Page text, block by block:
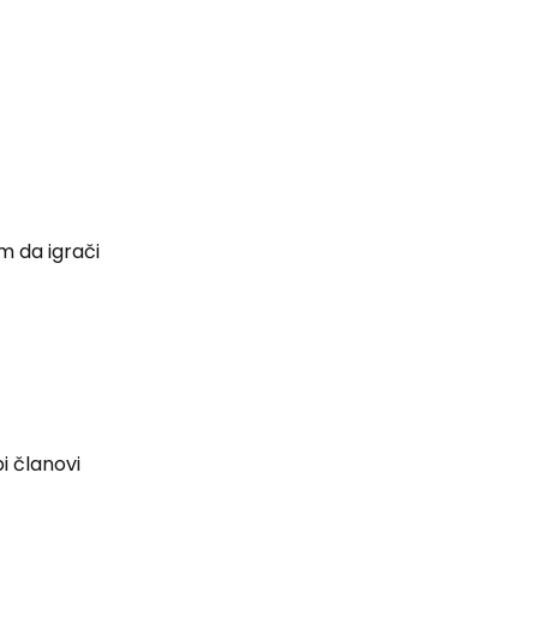
da igrači
članovi